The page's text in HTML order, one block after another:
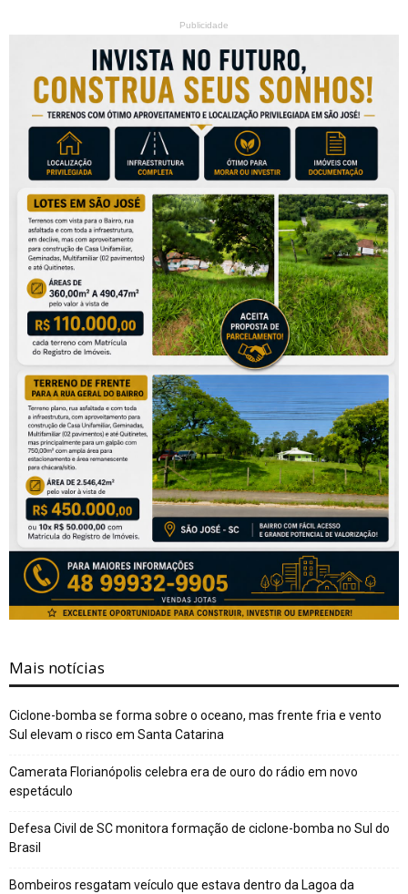
Publicidade
Mais notícias
Ciclone-bomba se forma sobre o oceano, mas frente fria e vento
Sul elevam o risco em Santa Catarina
Camerata Florianópolis celebra era de ouro do rádio em novo
espetáculo
Defesa Civil de SC monitora formação de ciclone-bomba no Sul do
Brasil
Bombeiros resgatam veículo que estava dentro da Lagoa da